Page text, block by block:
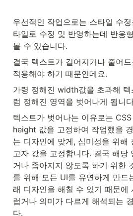
우선적인 작업으로는 스타일 수
타일로 수정 및 반영하는데 반응
볼 수 있습니다.
결국 텍스트가 길어지거나 줄어
적용해야 하기 때문인데요.
가령 정해진 width값을 초과해 텍
럼 정해진 영역을 벗어나게 됩니
텍스트가 벗어나는 이유로는
height 값을 고정하여 작업했을
는 디자인에 맞게, 심미성을 위해
고자 값을 고정합니다. 결국 해당
거나 좁아지지 않도록 하기 위한
를 위해 모든 UI를 유연하게 만드
래 디자인을 해칠 수 있기 때문에
럽거나 의미가 다르게 해석되는
다.